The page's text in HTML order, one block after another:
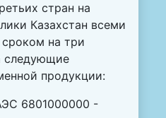
стран на
Казахстан всеми
на три
следующие
продукции:
6801000000 -